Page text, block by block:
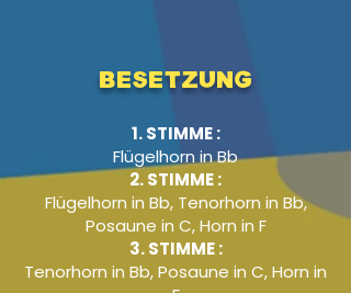
Besetzung
1. STIMME :
Flügelhorn in Bb
2. STIMME :
Flügelhorn in Bb, Tenorhorn in Bb,
Posaune in C, Horn in F
3. STIMME :
Tenorhorn in Bb, Posaune in C, Horn in